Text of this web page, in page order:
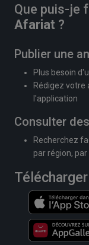
Que puis-je
Afariat ?
Publier une
Plus besoin
Rédigez votre
l'application
Consulter
Recherchez
par région,
Télécharger